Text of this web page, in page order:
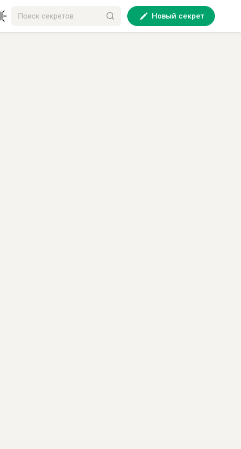
Новый секрет